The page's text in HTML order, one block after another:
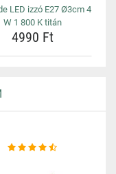
LED izzó E27 Ø3cm 4
W 1 800 K titán
4990 Ft